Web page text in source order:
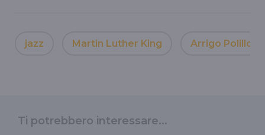
jazz Martin Luther King Arrigo Polillo
Ti potrebbero interessare...